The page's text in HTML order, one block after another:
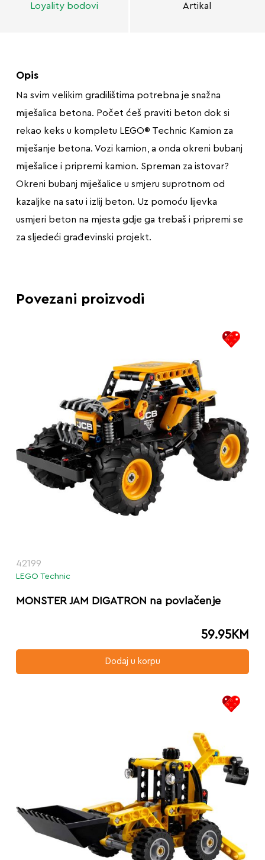
Loyality bodovi Artikal
Opis
Na svim velikim gradilištima potrebna je snažna
miješalica betona. Počet ćeš praviti beton dok si
rekao keks u kompletu LEGO® Technic Kamion za
miješanje betona. Vozi kamion, a onda okreni bubanj
miješalice i pripremi kamion. Spreman za istovar?
Okreni bubanj miješalice u smjeru suprotnom od
kazaljke na satu i izlij beton. Uz pomoću lijevka
usmjeri beton na mjesta gdje ga trebaš i pripremi se
za sljedeći građevinski projekt.
Povezani proizvodi
42199
LEGO Technic
MONSTER JAM DIGATRON na povlačenje
59.95KM
Dodaj u korpu